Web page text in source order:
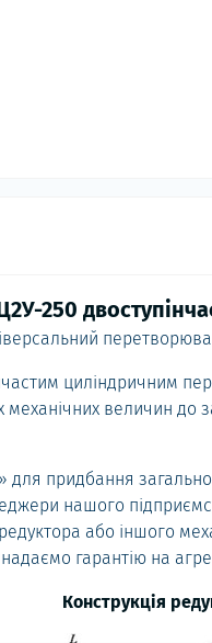
250
циліндричним
величин до
придбання
нашого
або іншого
гарантію на
Конструкція